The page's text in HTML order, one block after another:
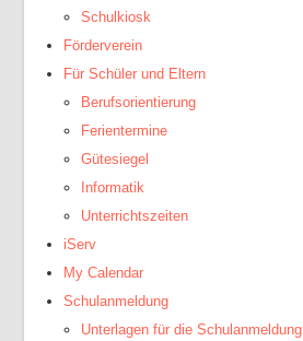
Schulkiosk
Förderverein
Für Schüler und Eltern
Berufsorientierung
Ferientermine
Gütesiegel
Informatik
Unterrichtszeiten
iServ
My Calendar
Schulanmeldung
Unterlagen für die Schulanmeldung